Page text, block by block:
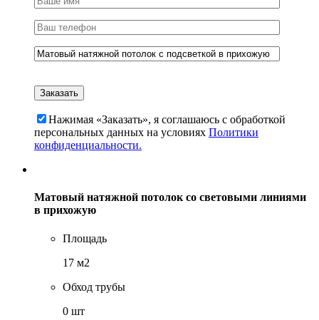
Нажимая «Заказать», я соглашаюсь c обработкой
персональных данных на условиях Политики
конфиденциальности.
Матовый натяжной потолок со световыми линиями
в прихожую
Площадь
17 м2
Обход трубы
0 шт